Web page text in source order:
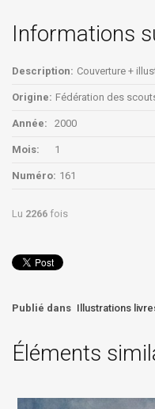
Informations
Description: Couverture +
Origine: Fédération des
Année: 2000
Mois: 1
Numéro: 161
Lu 2266 fois
Publié dans Illustrations
Éléments